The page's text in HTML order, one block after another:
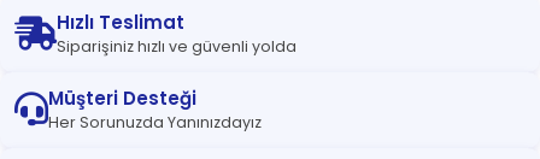
Hızlı Teslimat
Siparişiniz hızlı ve güvenli yolda
Müşteri Desteği
Her Sorunuzda Yanınızdayız